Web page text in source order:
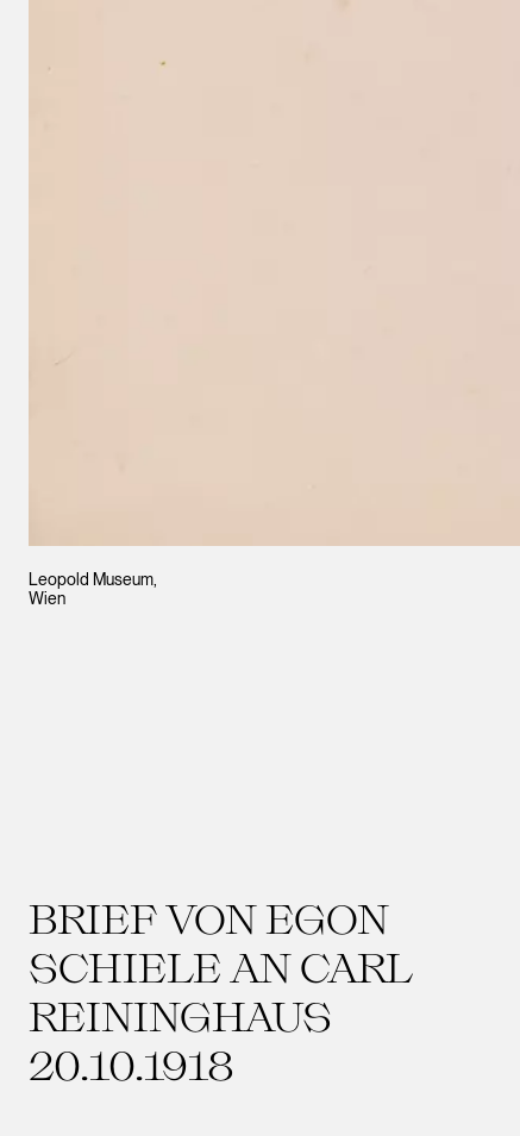
Leopold Museum,
Wien
BRIEF VON EGON
SCHIELE AN CARL
REININGHAUS
20.10.1918